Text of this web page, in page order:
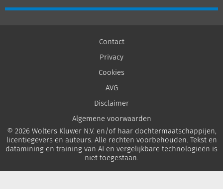
Contact
Privacy
Cookies
AVG
Disclaimer
Algemene voorwaarden
© 2026 Wolters Kluwer N.V. en/of haar dochtermaatschappijen,
licentiegevers en auteurs. Alle rechten voorbehouden. Tekst en
datamining en training van AI en vergelijkbare technologieën is
niet toegestaan.